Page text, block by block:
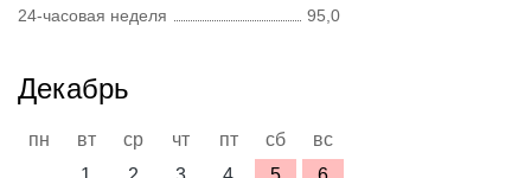
24-часовая неделя
95,0
Декабрь
пн вт ср чт пт сб
вс